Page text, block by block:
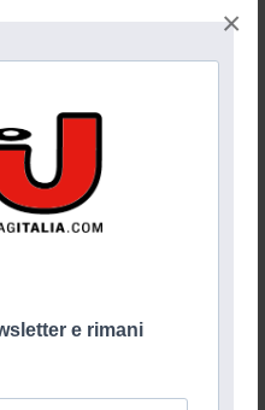
e rimani
×